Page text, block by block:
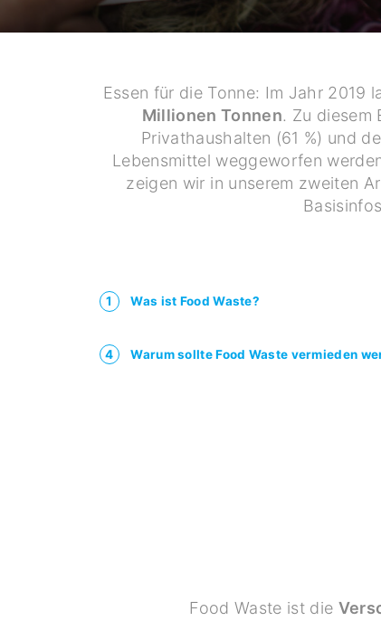
Essen für die Tonne: Im Jahr 2019
Millionen Tonnen. Zu diesem
Privathaushalten (61 %) und
Lebensmittel weggeworfen
zeigen wir in unserem zweiten
1 Was ist Food Waste?
4 Warum sollte Food Waste vermieden
Food Waste ist die